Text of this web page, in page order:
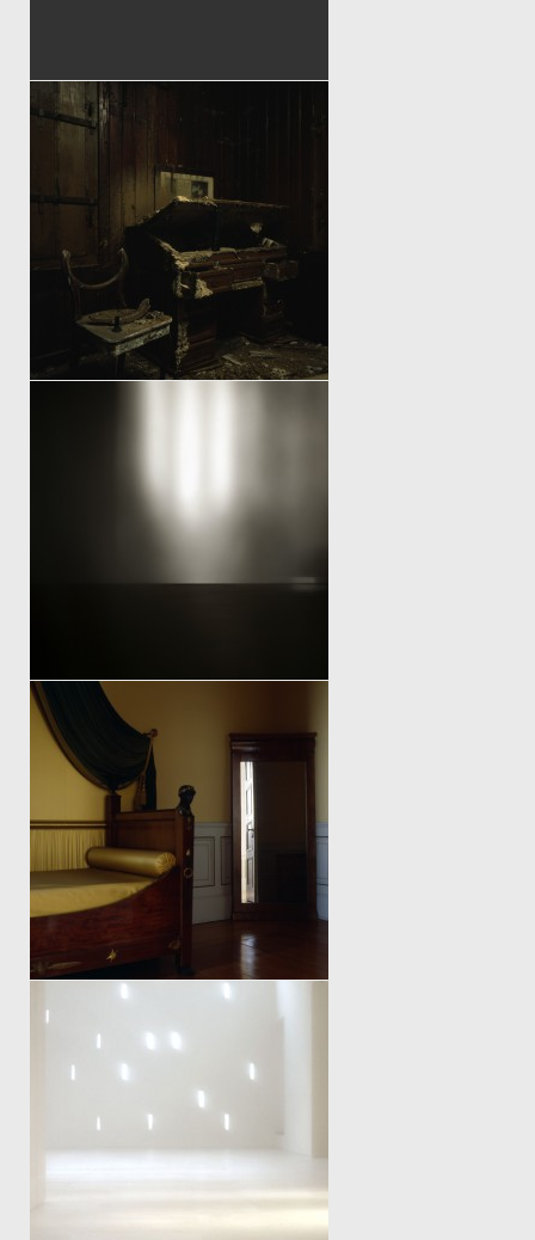
DAS HAUS
QUER DURCH DEN SCHLAF
LIGHTNING SPACE